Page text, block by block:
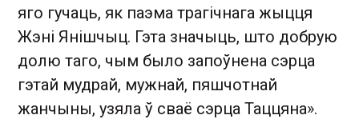
яго гучаць, як паэма трагічнага жыцця
Жэні Янішчыц. Гэта значыць, што добрую
долю таго, чым было запоўнена сэрца
гэтай мудрай, мужнай, пяшчотнай
жанчыны, узяла ў сваё сэрца Таццяна».